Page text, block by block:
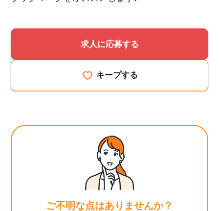
求人に応募する
キープする
ご不明な点はありませんか？